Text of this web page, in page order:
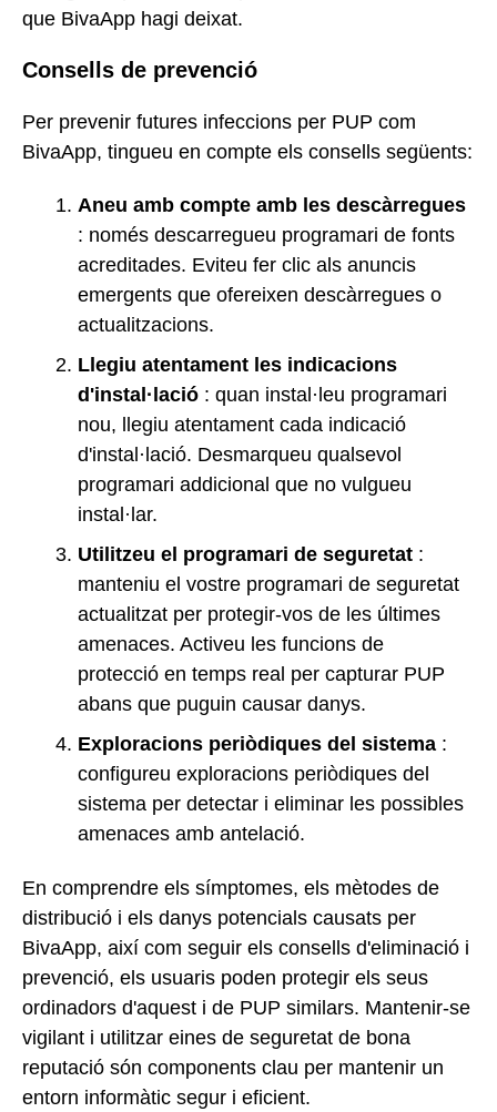
que BivaApp hagi deixat.
Consells de prevenció
Per prevenir futures infeccions per PUP com
BivaApp, tingueu en compte els consells següents:
Aneu amb compte amb les descàrregues
: només descarregueu programari de fonts
acreditades. Eviteu fer clic als anuncis
emergents que ofereixen descàrregues o
actualitzacions.
Llegiu atentament les indicacions
d'instal·lació : quan instal·leu programari
nou, llegiu atentament cada indicació
d'instal·lació. Desmarqueu qualsevol
programari addicional que no vulgueu
instal·lar.
Utilitzeu el programari de seguretat :
manteniu el vostre programari de seguretat
actualitzat per protegir-vos de les últimes
amenaces. Activeu les funcions de
protecció en temps real per capturar PUP
abans que puguin causar danys.
Exploracions periòdiques del sistema :
configureu exploracions periòdiques del
sistema per detectar i eliminar les possibles
amenaces amb antelació.
En comprendre els símptomes, els mètodes de
distribució i els danys potencials causats per
BivaApp, així com seguir els consells d'eliminació i
prevenció, els usuaris poden protegir els seus
ordinadors d'aquest i de PUP similars. Mantenir-se
vigilant i utilitzar eines de seguretat de bona
reputació són components clau per mantenir un
entorn informàtic segur i eficient.